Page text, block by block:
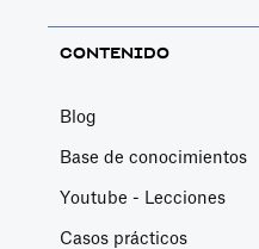
CONTENIDO
Blog
Base de conocimientos
Youtube - Lecciones
Casos prácticos